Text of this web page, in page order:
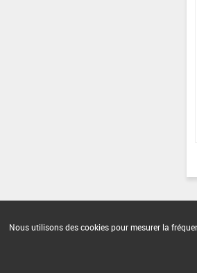
Nous utilisons des cookies pour mesurer la